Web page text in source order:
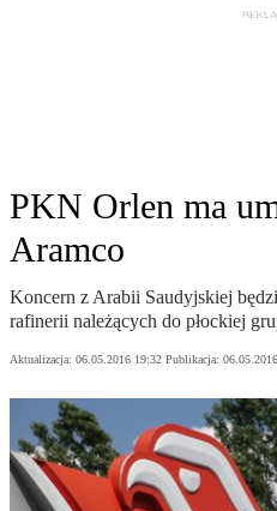
PKN Orlen ma
Aramco
Koncern z Arabii Saudyjskiej
rafinerii należących do płockiej
Aktualizacja: 06.05.2016 19:32 Publikacja: